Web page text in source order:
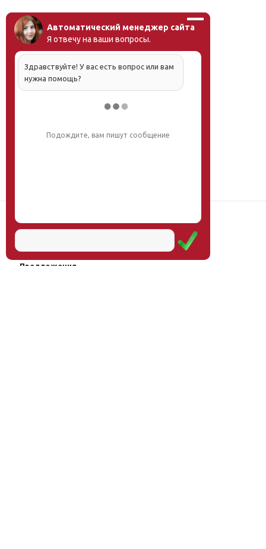
Научная школа
Услуги
Предложения
Автоматический менеджер сайта
Я отвечу на ваши вопросы.
Здравствуйте! У вас есть вопрос или вам
нужна помощь?
Напишите, что вас интересует, и мы вам